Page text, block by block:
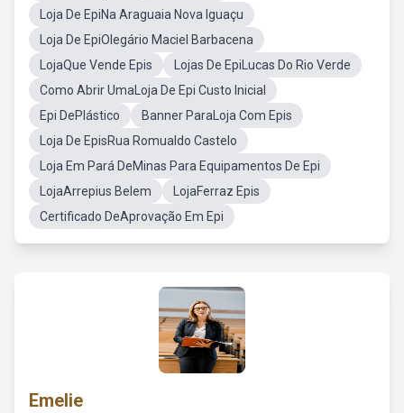
Loja De EpiNa Araguaia Nova Iguaçu
Loja De EpiOlegário Maciel Barbacena
LojaQue Vende Epis
Lojas De EpiLucas Do Rio Verde
Como Abrir UmaLoja De Epi Custo Inicial
Epi DePlástico
Banner ParaLoja Com Epis
Loja De EpisRua Romualdo Castelo
Loja Em Pará DeMinas Para Equipamentos De Epi
LojaArrepius Belem
LojaFerraz Epis
Certificado DeAprovação Em Epi
Emelie